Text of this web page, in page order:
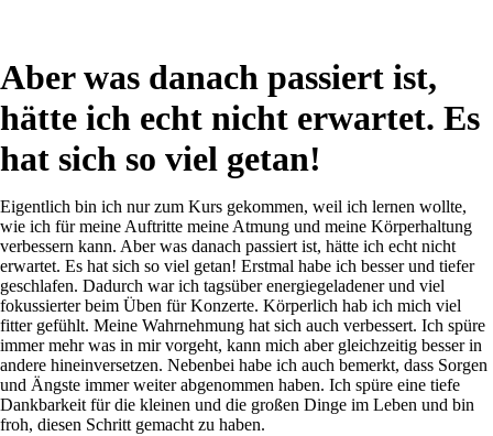
Aber was danach passiert ist,
hätte ich echt nicht erwartet. Es
hat sich so viel getan!
Eigentlich bin ich nur zum Kurs gekommen, weil ich lernen wollte,
wie ich für meine Auftritte meine Atmung und meine Körperhaltung
verbessern kann. Aber was danach passiert ist, hätte ich echt nicht
erwartet. Es hat sich so viel getan! Erstmal habe ich besser und tiefer
geschlafen. Dadurch war ich tagsüber energiegeladener und viel
fokussierter beim Üben für Konzerte. Körperlich hab ich mich viel
fitter gefühlt. Meine Wahrnehmung hat sich auch verbessert. Ich spüre
immer mehr was in mir vorgeht, kann mich aber gleichzeitig besser in
andere hineinversetzen. Nebenbei habe ich auch bemerkt, dass Sorgen
und Ängste immer weiter abgenommen haben. Ich spüre eine tiefe
Dankbarkeit für die kleinen und die großen Dinge im Leben und bin
froh, diesen Schritt gemacht zu haben.